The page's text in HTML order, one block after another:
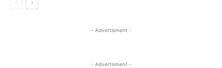
- Advertisment -
- Advertisment -